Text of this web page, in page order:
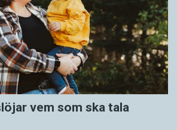
vem som ska tala